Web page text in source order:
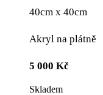
40cm x 40cm
Akryl na plátně
5 000 Kč
Skladem